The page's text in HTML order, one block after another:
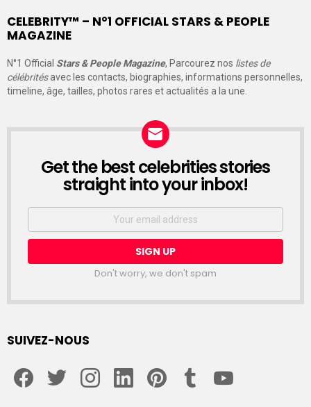
CELEBRITY™ – N°1 OFFICIAL STARS & PEOPLE
MAGAZINE
N°1 Official Stars & People Magazine, Parcourez nos listes de
célébritésavec les contacts, biographies, informations personnelles,
timeline, âge, tailles, photos rares et actualités a la une.
Get the best celebrities stories
straight into your inbox!
Email
Don't worry, we don't spam
SUIVEZ-NOUS